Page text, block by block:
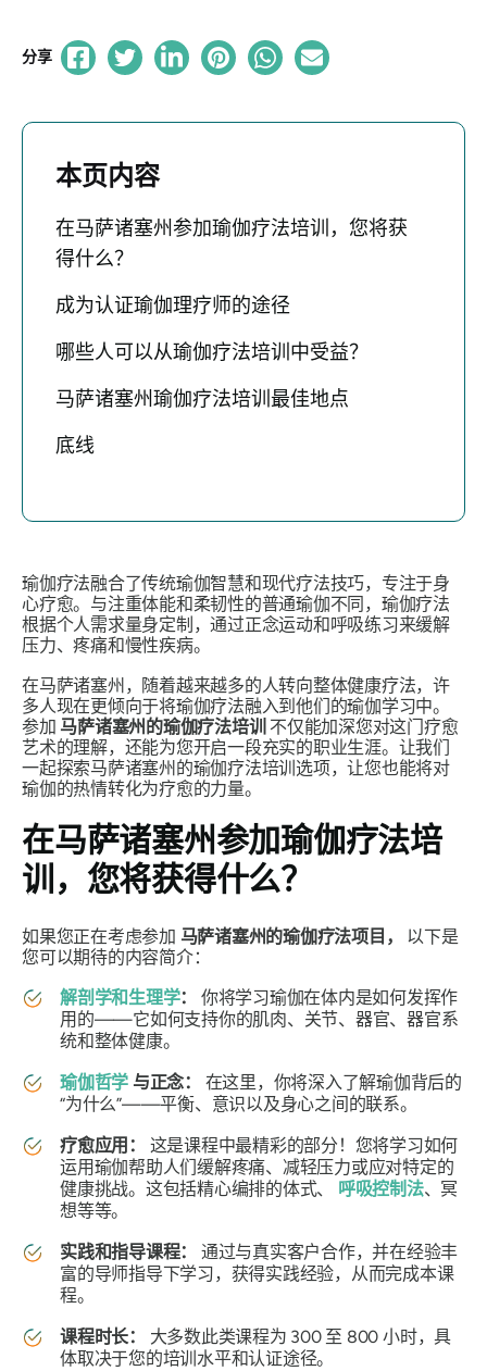
分享
本页内容
在马萨诸塞州参加瑜伽疗法培训，您将获
得什么？
成为认证瑜伽理疗师的途径
哪些人可以从瑜伽疗法培训中受益？
马萨诸塞州瑜伽疗法培训最佳地点
底线
瑜伽疗法融合了传统瑜伽智慧和现代疗法技巧，专注于身
心疗愈。与注重体能和柔韧性的普通瑜伽不同，瑜伽疗法
根据个人需求量身定制，通过正念运动和呼吸练习来缓解
压力、疼痛和慢性疾病。
在马萨诸塞州，随着越来越多的人转向整体健康疗法，许
多人现在更倾向于将瑜伽疗法融入到他们的瑜伽学习中。
参加 马萨诸塞州的瑜伽疗法培训 不仅能加深您对这门疗愈
艺术的理解，还能为您开启一段充实的职业生涯。让我们
一起探索马萨诸塞州的瑜伽疗法培训选项，让您也能将对
瑜伽的热情转化为疗愈的力量。
在马萨诸塞州参加瑜伽疗法培
训，您将获得什么？
如果您正在考虑参加 马萨诸塞州的瑜伽疗法项目，
以下是
您可以期待的内容简介：
解剖学和生理学：
你将学习瑜伽在体内是如何发挥作
用的——它如何支持你的肌肉、关节、器官、器官系
统和整体健康。
瑜伽哲学 与正念：
在这里，你将深入了解瑜伽背后的
“为什么”——平衡、意识以及身心之间的联系。
疗愈应用：
这是课程中最精彩的部分！您将学习如何
运用瑜伽帮助人们缓解疼痛、减轻压力或应对特定的
健康挑战。这包括精心编排的体式、 呼吸控制法、冥
想等等。
实践和指导课程：
通过与真实客户合作，并在经验丰
富的导师指导下学习，获得实践经验，从而完成本课
程。
课程时长：
大多数此类课程为 300 至 800 小时，具
体取决于您的培训水平和认证途径。